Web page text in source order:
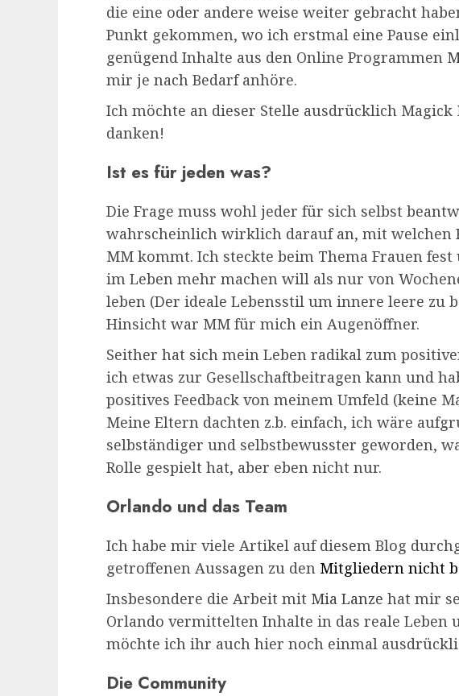
die eine oder andere weise weiter gebracht
Punkt gekommen, wo ich erstmal eine Pause
genügend Inhalte aus den Online Programmen
mir je nach Bedarf anhöre.
Ich möchte an dieser Stelle ausdrücklich
danken!
Ist es für jeden was?
Die Frage muss wohl jeder für sich selbst
wahrscheinlich wirklich darauf an, mit welchen
MM kommt. Ich steckte beim Thema Frauen
im Leben mehr machen will als nur von
leben (Der ideale Lebensstil um innere leere zu
Hinsicht war MM für mich ein Augenöffner.
Seither hat sich mein Leben radikal zum
ich etwas zur Gesellschaftbeitragen kann und
positives Feedback von meinem Umfeld (keine
Meine Eltern dachten z.b. einfach, ich wäre
selbständiger und selbstbewusster geworden,
Rolle gespielt hat, aber eben nicht nur.
Orlando und das Team
Ich habe mir viele Artikel auf diesem Blog
getroffenen Aussagen zu den Mitgliedern nicht
Insbesondere die Arbeit mit Mia Lanze hat mir
Orlando vermittelten Inhalte in das reale Leben
möchte ich ihr auch hier noch einmal
Die Community